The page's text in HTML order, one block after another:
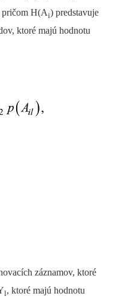
pričom H(Ai) predstavuje
ktoré majú hodnotu
záznamov, ktoré
l, ktoré majú hodnotu